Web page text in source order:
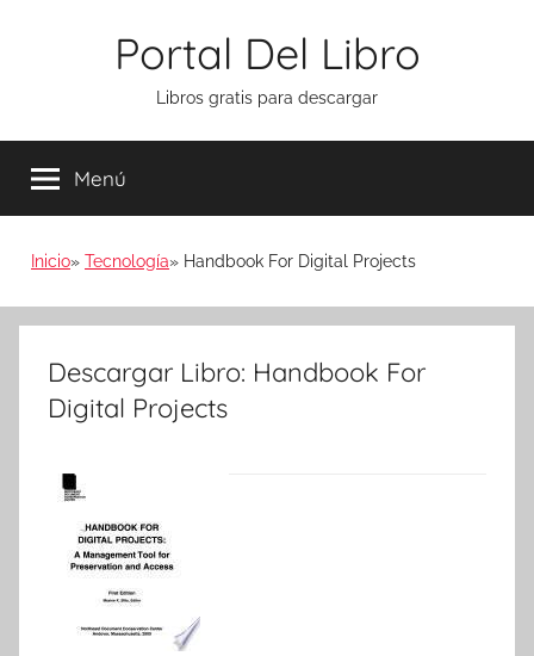
Portal Del Libro
Libros gratis para descargar
Menú
Inicio Tecnología Handbook For Digital Projects
Descargar Libro: Handbook For
Digital Projects